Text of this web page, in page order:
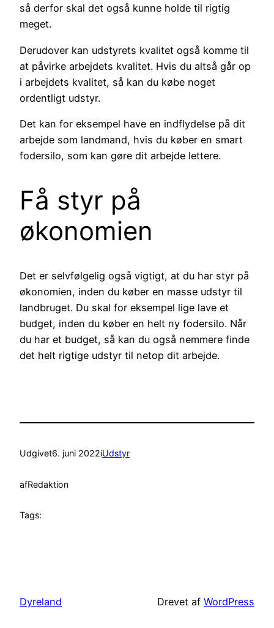
så derfor skal det også kunne holde til rigtig
meget.
Derudover kan udstyrets kvalitet også komme til
at påvirke arbejdets kvalitet. Hvis du altså går op
i arbejdets kvalitet, så kan du købe noget
ordentligt udstyr.
Det kan for eksempel have en indflydelse på dit
arbejde som landmand, hvis du køber en smart
fodersilo, som kan gøre dit arbejde lettere.
Få styr på
økonomien
Det er selvfølgelig også vigtigt, at du har styr på
økonomien, inden du køber en masse udstyr til
landbruget. Du skal for eksempel lige lave et
budget, inden du køber en helt ny fodersilo. Når
du har et budget, så kan du også nemmere finde
det helt rigtige udstyr til netop dit arbejde.
Udgivet6. juni 2022iUdstyr
afRedaktion
Tags:
Dyreland Drevet af WordPress